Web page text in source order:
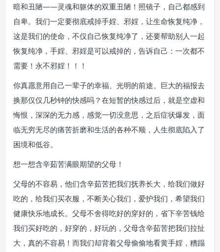
暗和丑陋——灵魂和躯体的双重丑陋！照镜子，自己都感到
自卑。我们一定要彻底戒掉手婬、邪婬，让生命恢复纯净，
这是我们的使命，不仅自己恢复纯净了，还要帮助别人一起
恢复纯净，手婬、邪婬是可以戒掉的，告诉自己：一次都不
需要！永不邪婬！！！
你真愿意用自己一辈子的幸福、光明的前途、巨大的福报去
换那仅仅几秒钟的快感吗？在短暂的快感过后，就是空虚和
悔恨，深深的无力感，感觉一切没意思，之后症状爆发，面
临无穷无尽的痛苦折磨和生活的各种不顺，人生彻底陷入了
困境和低谷。
想一想含辛茹苦满眼期望的父母！
父母的不容易，他们含辛茹苦把我们抚养长大，给我们做好
吃的，给我们买衣服，不断关心我们，爱护我们，希望我们
健康快乐地成长。父母不舍得吃好的穿好的，省下辛苦钱给
我们买好吃的，好穿的，好玩的，父母含辛茹苦把我们拉扯
大，真的不容易！而我们却背着父母偷偷地看黄手婬，糟蹋